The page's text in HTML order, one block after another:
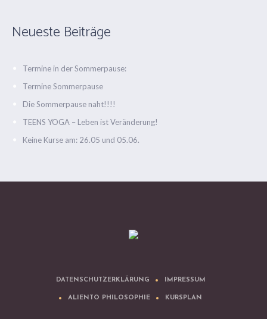
Neueste Beiträge
Termine in der Sommerpause:
Termine Sommerpause
Die Sommerpause naht!!!!
TEENS YOGA – Leben ist Veränderung!
Keine Kurse am: 26.05 und 05.06.
DATENSCHUTZERKLÄRUNG IMPRESSUM
ALIENTO PHILOSOPHIE KURSPLAN